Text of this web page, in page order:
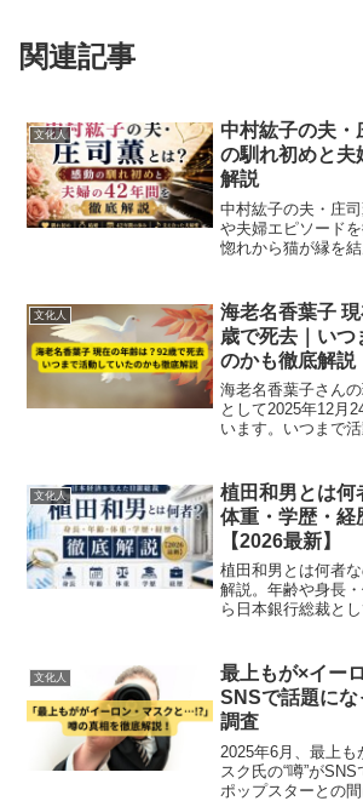
関連記事
文化人
中村紘子の夫・
の馴れ初めと夫
解説
中村紘子の夫・庄
や夫婦エピソード
惚れから猫が縁を
文化人
海老名香葉子
歳で死去｜いつ
のかも徹底解説
海老名香葉子さん
として2025年12月
います。いつまで
文化人
植田和男とは何
体重・学歴・経
【2026最新】
植田和男とは何者
解説。年齢や身長
ら日本銀行総裁と
文化人
最上もが×イー
SNSで話題に
調査
2025年6月、最上
スク氏の“噂”が
ポップスターとの